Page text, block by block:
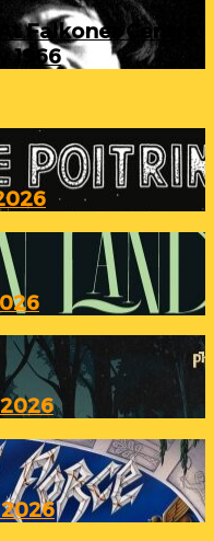
Falkoner Centre
1966